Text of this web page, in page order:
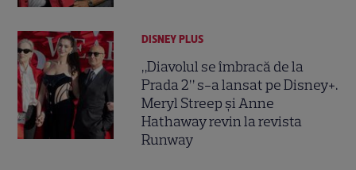
DISNEY PLUS
„Diavolul se îmbracă de la
Prada 2” s-a lansat pe Disney+.
Meryl Streep și Anne
Hathaway revin la revista
Runway